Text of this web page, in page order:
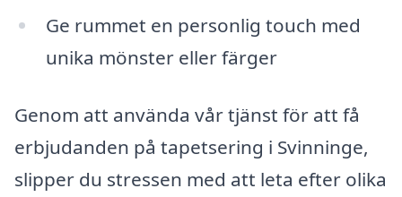
Ge rummet en personlig touch med
unika mönster eller färger
Genom att använda vår tjänst för att få
erbjudanden på tapetsering i Svinninge,
slipper du stressen med att leta efter olika